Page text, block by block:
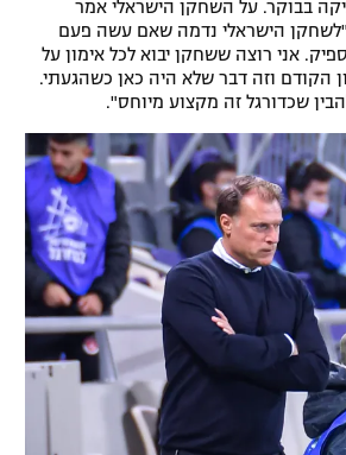
בבוקר. על השחקן הישראלי אמר
"לשחקן הישראלי נדמה שאם עשה פעם
אני רוצה ששחקן יבוא לכל אימון על
הקודם וזה דבר שלא היה כאן כשהגעתי.
שכדורגל זה מקצוע מיוחס".